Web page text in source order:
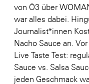
von Ö3 über
war alles dabei.
Journalist*innen
Nacho Sauce an.
Live Taste Test:
Sauce vs. Salsa
jeden Geschmack